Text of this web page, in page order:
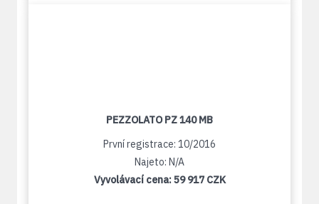
PEZZOLATO PZ 140 MB
První registrace: 10/2016
Najeto: N/A
Vyvolávací cena:59 917 CZK